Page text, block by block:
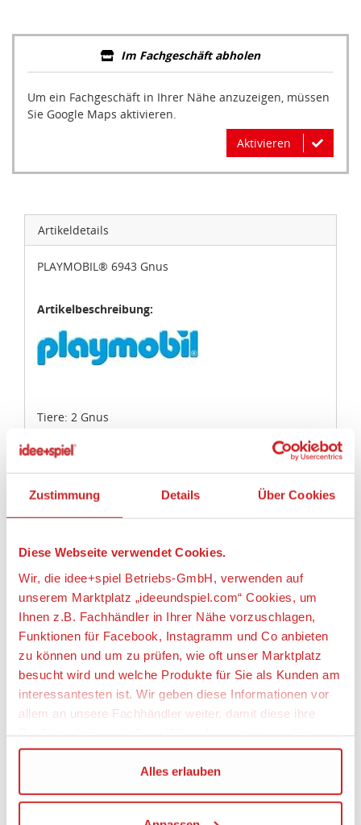
Zustimmung Details Über Cookies
Diese Webseite verwendet Cookies.
Wir, die idee+spiel Betriebs-GmbH, verwenden auf
unserem Marktplatz „ideeundspiel.com“ Cookies, um
Ihnen z.B. Fachhändler in Ihrer Nähe vorzuschlagen,
Funktionen für Facebook, Instagramm und Co anbieten
zu können und um zu prüfen, wie oft unser Marktplatz
besucht wird und welche Produkte für Sie als Kunden am
interessantesten ist. Wir geben diese Informationen vor
allem an unsere Fachhändler weiter, damit diese ihre
Wir verwenden den Google Tag Manager um weitere
Dienste einzubinden.
Alles erlauben
Im Fachgeschäft abholen
Um ein Fachgeschäft in Ihrer Nähe anzuzeigen, müssen
Sie Google Maps aktivieren.
Aktivieren
Artikeldetails
PLAYMOBIL® 6943 Gnus
Artikelbeschreibung:
Tiere: 2 Gnus
Angaben zur Produktsicherheit:
Hersteller:
Deutschland, https://www.playmobil.com,
service@playmobil.de
Warnhinweise
Achtung! Nicht für Kinder unter 3 Jahren
geeignet, da Kleinteile verschluckt werden
können. Erstickungsgefahr!
PLAYMOBIL® WILD LIFE